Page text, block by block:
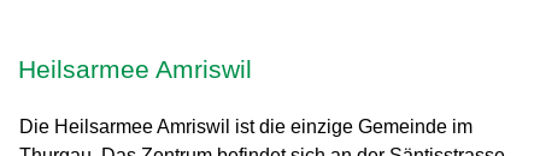
Inhalt
Heilsarmee Amriswil
Die Heilsarmee Amriswil ist die einzige Gemeinde im